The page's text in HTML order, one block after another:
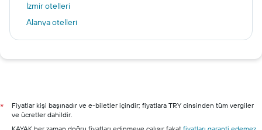
İzmir otelleri
Alanya otelleri
Bodrum otelleri
*
Fiyatlar kişi başınadır ve e-biletler içindir; fiyatlara TRY cinsinden tüm vergiler
ve ücretler dahildir.